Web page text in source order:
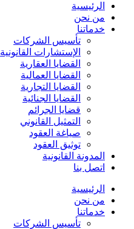
الرئيسية
من نحن
خدماتنا
تأسيس الشركات
الإستشارات القانونية
القضايا العقارية
القضايا العمالية
القضايا التجارية
القضايا الجنائية
قضايا الجرائم
التمثيل القانوني
صياغة العقود
توثيق العقود
المدونة القانونية
اتصل بنا
الرئيسية
من نحن
خدماتنا
تأسيس الشركات